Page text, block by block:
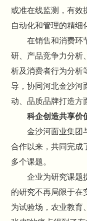
或准在线监测，有效
自动化和管理的精细
在销售和消费环
研、产品竞争力分析
析及消费者行为分析
导，协同河北金沙河
动、品质品牌打造方
科企创造共享价
金沙河面业集团
合作以来，共同完成
多个课题。
企业为研究课题
的研究不再局限于在
为试验场，农业教育